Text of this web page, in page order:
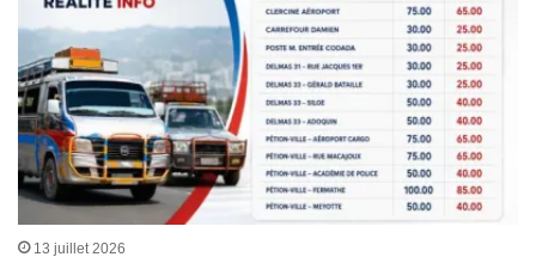
13 juillet 2026